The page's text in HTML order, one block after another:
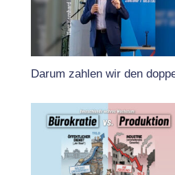
Darum zahlen wir den